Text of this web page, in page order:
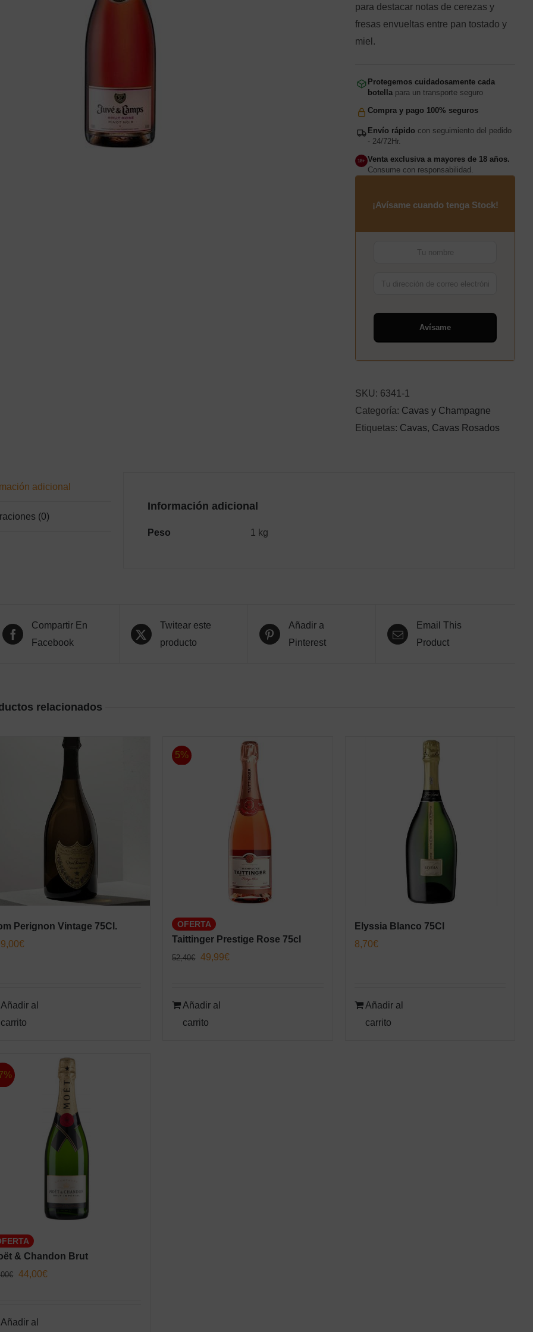
para destacar notas de cerezas y
fresas envueltas entre pan tostado y
miel.
Protegemos cuidadosamente cada
botella para un transporte seguro
Compra y pago 100% seguros
Envío rápido con seguimiento del pedido
- 24/72Hr.
18+ Venta exclusiva a mayores de 18 años.
Consume con responsabilidad.
¡Avísame cuando tenga Stock!
Avísame
SKU: 6341-1
Categoría: Cavas y Champagne
Etiquetas: Cavas, Cavas Rosados
adicional
(0)
Información adicional
Peso 1 kg
Compartir En
Facebook
Twitear este
producto
Añadir a
Pinterest
Email This
Product
relacionados
Perignon Vintage 75Cl.
€
Añadir al
carrito
5%
OFERTA
Taittinger Prestige Rose 75cl
52,40€ El
era:
52,40€.
49,99€
Añadir al
carrito
Elyssia Blanco 75Cl
8,70€
Añadir al
carrito
& Chandon Brut
€ El
era:
44,00€
Añadir al